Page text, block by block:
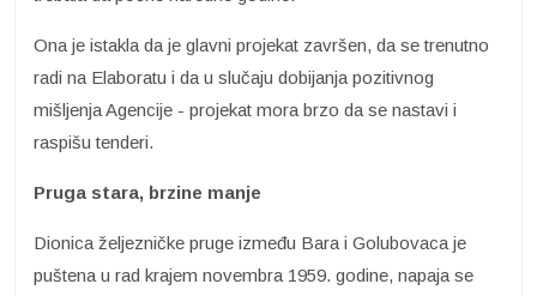
Ona je istakla da je glavni projekat završen, da se trenutno
radi na Elaboratu i da u slučaju dobijanja pozitivnog
mišljenja Agencije - projekat mora brzo da se nastavi i
raspišu tenderi.
Pruga stara, brzine manje
Dionica željezničke pruge između Bara i Golubovaca je
puštena u rad krajem novembra 1959. godine, napaja se